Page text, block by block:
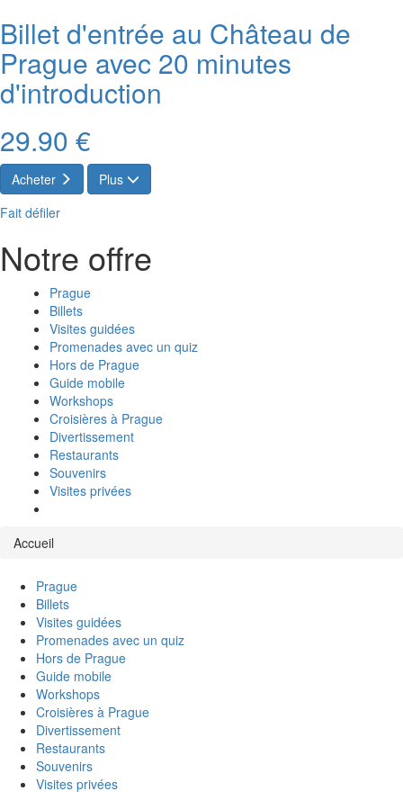
Billet d'entrée au Château de
Prague avec 20 minutes
d'introduction
29.90 €
Acheter
Plus
Fait défiler
Notre offre
Prague
Billets
Visites guidées
Promenades avec un quiz
Hors de Prague
Guide mobile
Workshops
Croisières à Prague
Divertissement
Restaurants
Souvenirs
Visites privées
Accueil
Prague
Billets
Visites guidées
Promenades avec un quiz
Hors de Prague
Guide mobile
Workshops
Croisières à Prague
Divertissement
Restaurants
Souvenirs
Visites privées